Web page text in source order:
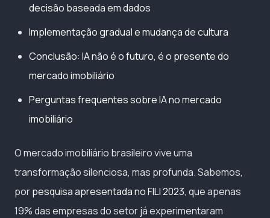
decisão baseada em dados
Implementação gradual e mudança de cultura
Conclusão: IA não é o futuro, é o presente do
mercado imobiliário
Perguntas frequentes sobre IA no mercado
imobiliário
O mercado imobiliário brasileiro vive uma
transformação silenciosa, mas profunda. Sabemos,
porpesquisa apresentada no FILI 2023, que apenas
19% das empresas do setor já experimentaram